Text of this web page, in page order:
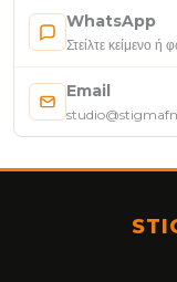
WhatsApp
Στείλτε κείμενο ή
Email